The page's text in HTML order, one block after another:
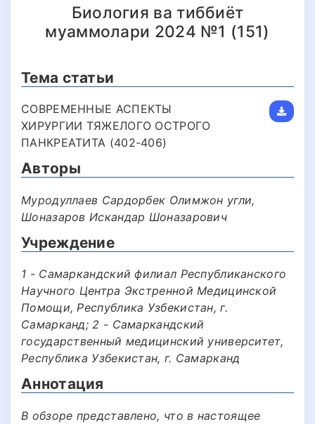
Биология ва тиббиёт
муаммолари 2024 №1 (151)
Тема статьи
СОВРЕМЕННЫЕ АСПЕКТЫ
ХИРУРГИИ ТЯЖЕЛОГО ОСТРОГО
ПАНКРЕАТИТА (402-406)
Авторы
Муродуллаев Сардорбек Олимжон угли,
Шоназаров Искандар Шоназарович
Учреждение
1 - Самаркандский филиал Республиканского
Научного Центра Экстренной Медицинской
Помощи, Республика Узбекистан, г.
Самарканд; 2 - Самаркандский
государственный медицинский университет,
Республика Узбекистан, г. Самарканд
Аннотация
В обзоре представлено, что в настоящее